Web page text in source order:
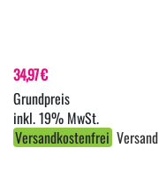
34,97 €
inkl. 19% MwSt.
Versandkostenfrei Versand